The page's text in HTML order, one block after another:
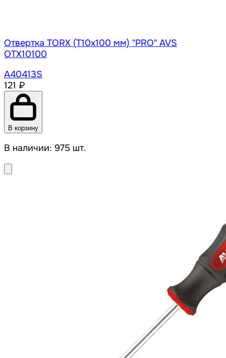
Отвертка TORX (T10x100 мм) "PRO" AVS
OTX10100
A40413S
121 ₽
В корзину
В наличии: 975 шт.